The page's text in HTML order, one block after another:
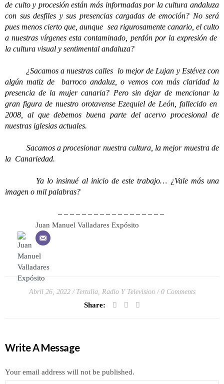
de culto y procesión están más informadas por la cultura andaluza
con sus desfiles y sus presencias cargadas de emoción? No será
pues menos cierto que, aunque sea rigurosamente canario, el culto
a nuestras vírgenes esta contaminado, perdón por la expresión de
la cultura visual y sentimental andaluza?
¿Sacamos a nuestras calles lo mejor de Lujan y Estévez con
algún matiz de barroco andaluz, o vemos con más claridad la
presencia de la mujer canaria? Pero sin dejar de mencionar la
gran figura de nuestro orotavense Ezequiel de León, fallecido en
2008, al que debemos buena parte del acervo procesional de
nuestras iglesias actuales.
Sacamos a procesionar nuestra cultura, la mejor muestra de
la Canariedad.
Ya lo insinué al inicio de este trabajo… ¿Vale más una
imagen o mil palabras?
– – – – – – – – – – – – – – – – – –
Juan Manuel Valladares Expósito
Abril 26, 2022 Tertulia, Radio Y Television 0 Comments
Share:
Write A Message
Your email address will not be published.